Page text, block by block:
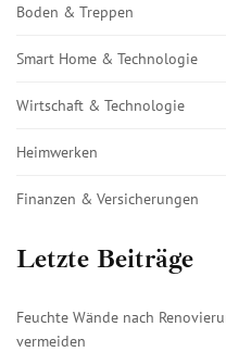
Boden & Treppen
Smart Home & Technologie
Wirtschaft & Technologie
Heimwerken
Finanzen & Versicherungen
Letzte Beiträge
Feuchte Wände nach
vermeiden